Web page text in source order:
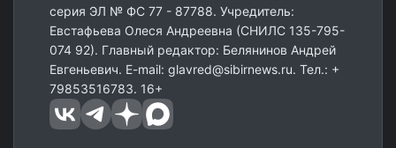
серия ЭЛ № ФС 77 - 87788. Учредитель:
Евстафьева Олеся Андреевна (СНИЛС 135-795-
074 92). Главный редактор: Белянинов Андрей
Евгеньевич. E-mail: glavred@sibirnews.ru. Тел.: +
79853516783. 16+